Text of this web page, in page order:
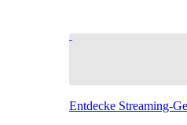
Entdecke Streaming-